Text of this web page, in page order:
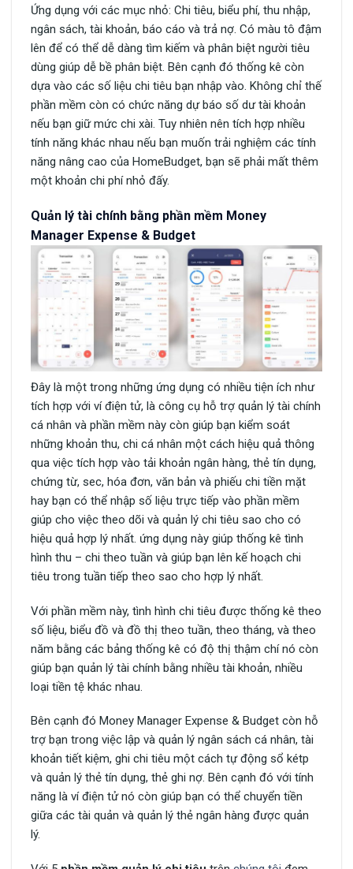
Ứng dụng với các mục nhỏ: Chi tiêu, biểu phí, thu nhập,
ngân sách, tài khoản, báo cáo và trả nợ. Có màu tô đậm
lên để có thể dễ dàng tìm kiếm và phân biệt người tiêu
dùng giúp dễ bề phân biệt. Bên cạnh đó thống kê còn
dựa vào các số liệu chi tiêu bạn nhập vào. Không chỉ thế
phần mềm còn có chức năng dự báo số dư tài khoản
nếu bạn giữ mức chi xài. Tuy nhiên nên tích hợp nhiều
tính năng khác nhau nếu bạn muốn trải nghiệm các tính
năng nâng cao của HomeBudget, bạn sẽ phải mất thêm
một khoản chi phí nhỏ đấy.
Quản lý tài chính bằng phần mềm Money
Manager Expense & Budget
Đây là một trong những ứng dụng có nhiều tiện ích như
tích hợp với ví điện tử, là công cụ hỗ trợ quản lý tài chính
cá nhân và phần mềm này còn giúp bạn kiểm soát
những khoản thu, chi cá nhân một cách hiệu quả thông
qua việc tích hợp vào tải khoản ngân hàng, thẻ tín dụng,
chứng từ, sec, hóa đơn, văn bản và phiếu chi tiền mặt
hay bạn có thể nhập số liệu trực tiếp vào phần mềm
giúp cho việc theo dõi và quản lý chi tiêu sao cho có
hiệu quả hợp lý nhất. ứng dụng này giúp thống kê tình
hình thu – chi theo tuần và giúp bạn lên kế hoạch chi
tiêu trong tuần tiếp theo sao cho hợp lý nhất.
Với phần mềm này, tình hình chi tiêu được thống kê theo
số liệu, biểu đồ và đồ thị theo tuần, theo tháng, và theo
năm bằng các bảng thống kê có độ thị thậm chí nó còn
giúp bạn quản lý tài chính bằng nhiều tài khoản, nhiều
loại tiền tệ khác nhau.
Bên cạnh đó Money Manager Expense & Budget còn hỗ
trợ bạn trong việc lập và quản lý ngân sách cá nhân, tài
khoản tiết kiệm, ghi chi tiêu một cách tự động sổ kétp
và quản lý thẻ tín dụng, thẻ ghi nợ. Bên cạnh đó với tính
năng là ví điện tử nó còn giúp bạn có thể chuyển tiền
giữa các tài quản và quản lý thẻ ngân hàng được quản
lý.